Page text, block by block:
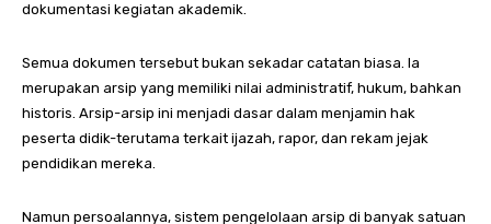
dokumentasi kegiatan akademik.
Semua dokumen tersebut bukan sekadar catatan biasa. Ia
merupakan arsip yang memiliki nilai administratif, hukum, bahkan
historis. Arsip-arsip ini menjadi dasar dalam menjamin hak
peserta didik-terutama terkait ijazah, rapor, dan rekam jejak
pendidikan mereka.
Namun persoalannya, sistem pengelolaan arsip di banyak satuan